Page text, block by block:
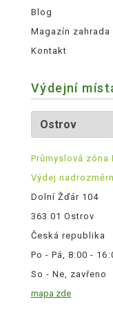
Blog
Magazín zahrada
Kontakt
Výdejní
Průmyslová zóna
Výdej
Dolní Žďár 104
363 01 Ostrov
Česká republika
Po - Pá, 8:00 -
So - Ne, zavřeno
mapa zde